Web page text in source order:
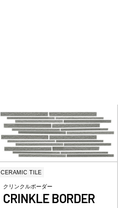
CERAMIC TILE
クリンクルボーダー
CRINKLE BORDER